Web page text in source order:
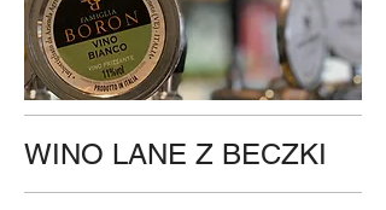
WINO LANE Z BECZKI